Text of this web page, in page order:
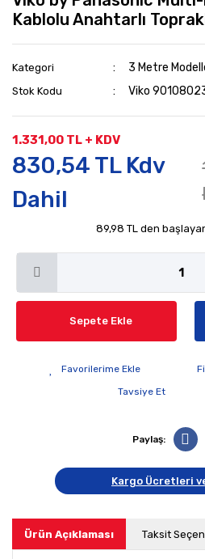
Kablolu Anahtarlı
Kategori 3 Metre
Stok Kodu Viko
1.331,00 TL + KDV
830,54 TL Kdv
Dahil
89,98 TL den
Sepete Ekle
Tavsiye Et
Paylaş:
Kargo Ücretleri
Ürün Açıklaması Taksit